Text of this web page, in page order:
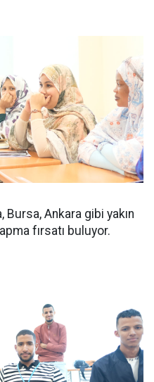
Bursa, Ankara gibi yakın
fırsatı buluyor.